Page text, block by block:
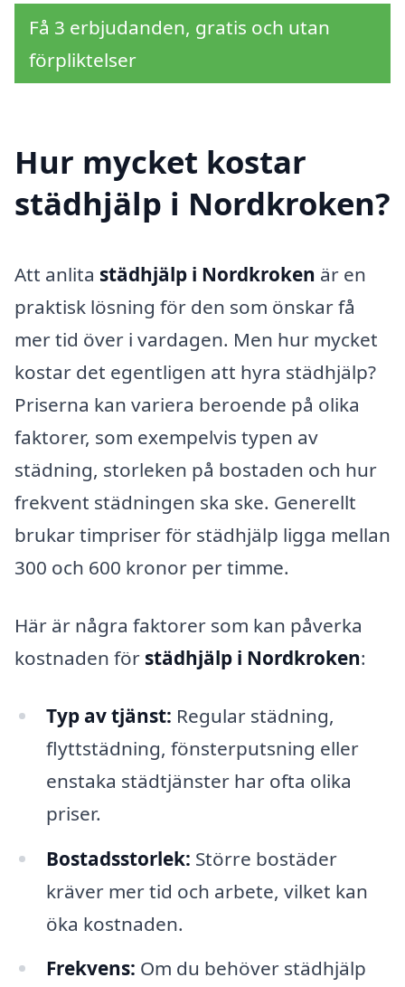
Få 3 erbjudanden, gratis och utan
förpliktelser
Hur mycket kostar
städhjälp i Nordkroken?
Att anlita städhjälp i Nordkroken är en
praktisk lösning för den som önskar få
mer tid över i vardagen. Men hur mycket
kostar det egentligen att hyra städhjälp?
Priserna kan variera beroende på olika
faktorer, som exempelvis typen av
städning, storleken på bostaden och hur
frekvent städningen ska ske. Generellt
brukar timpriser för städhjälp ligga mellan
300 och 600 kronor per timme.
Här är några faktorer som kan påverka
kostnaden för städhjälp i Nordkroken:
Typ av tjänst: Regular städning,
flyttstädning, fönsterputsning eller
enstaka städtjänster har ofta olika
priser.
Bostadsstorlek: Större bostäder
kräver mer tid och arbete, vilket kan
öka kostnaden.
Frekvens: Om du behöver städhjälp